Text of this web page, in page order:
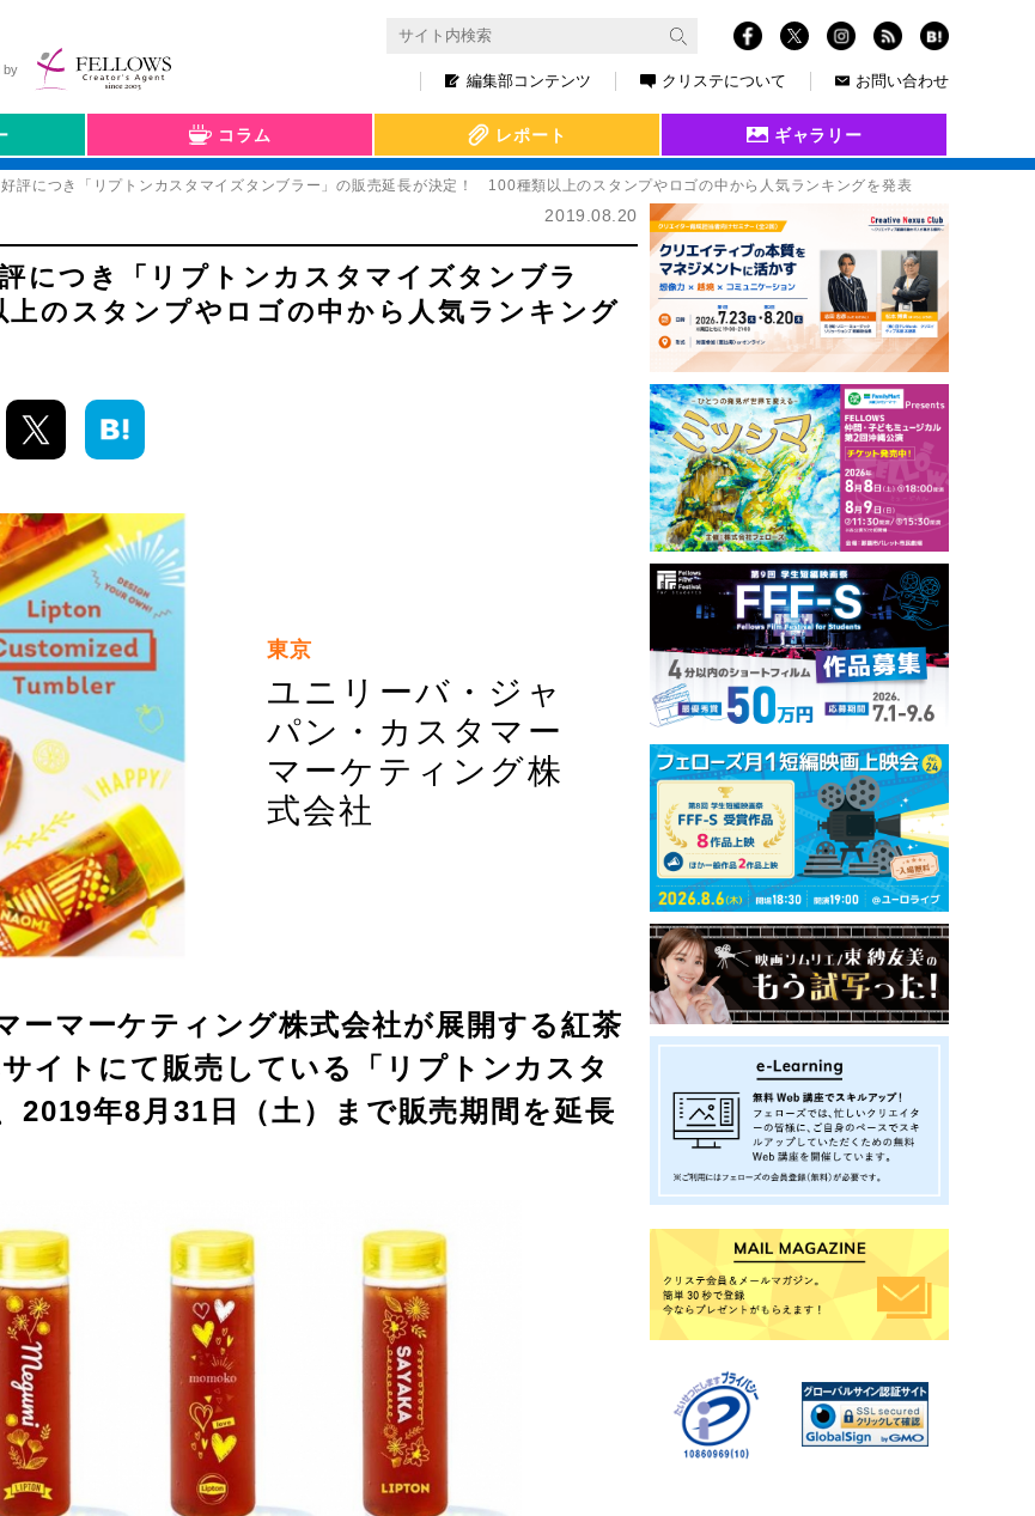
編集部コンテンツ クリステについて お問い合わせ
by
コラム レポート ギャラリー
評につき「リプトンカスタマイズタンブラー」の販売延長が決定！ 100種類以上のスタンプやロゴの中から人気ランキングを発表
2019.08.20
につき「リプトンカスタマイズタンブラ
のスタンプやロゴの中から人気ランキング
東京
ユニリーバ・ジャ
パン・カスタマー
マーケティング株
式会社
マーケティング株式会社が展開する紅茶
イトにて販売している「リプトンカスタ
2019年8月31日（土）まで販売期間を延長